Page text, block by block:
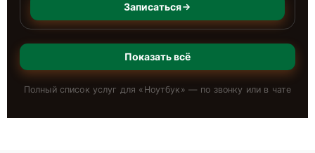
Записаться
Показать всё
Полный список услуг для « Ноутбук » — по звонку или в чате